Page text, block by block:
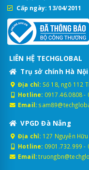
Cấp ngày: 13/04/2011
LIÊN HỆ TECHGLOBAL
Trụ sở chính Hà Nội
Địa chỉ: Số 18, ngõ 112
Hotline: 0917.46.0808-
Email:
VPGD Đà Nẵng
Địa chỉ: 127 Nguyễn
Hotline: 0901.732.999 -
Email: